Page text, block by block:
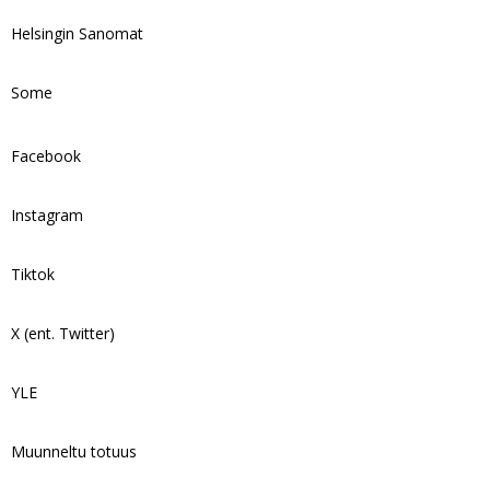
Helsingin Sanomat
Some
Facebook
Instagram
Tiktok
X (ent. Twitter)
YLE
Muunneltu totuus